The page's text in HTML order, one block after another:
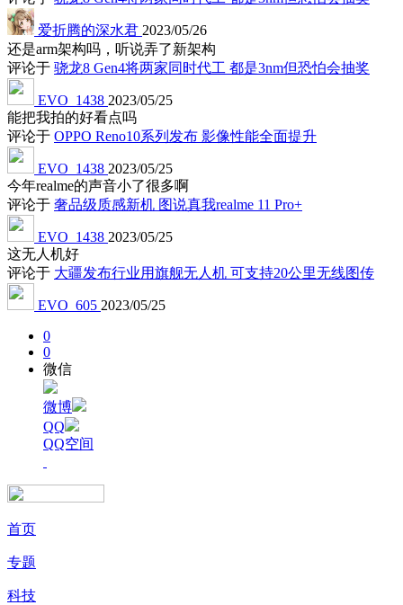
爱折腾的深水君 2023/05/26
还是arm架构吗，听说弄了新架构
评论于 骁龙8 Gen4将两家同时代工 都是3nm但恐怕会抽奖
EVO_1438 2023/05/25
能把我拍的好看点吗
评论于 OPPO Reno10系列发布 影像性能全面提升
EVO_1438 2023/05/25
今年realme的声音小了很多啊
评论于 奢品级质感新机 图说真我realme 11 Pro+
EVO_1438 2023/05/25
这无人机好
评论于 大疆发布行业用旗舰无人机 可支持20公里无线图传
EVO_605 2023/05/25
0
0
微信
微博
QQ
QQ空间
首页
专题
科技